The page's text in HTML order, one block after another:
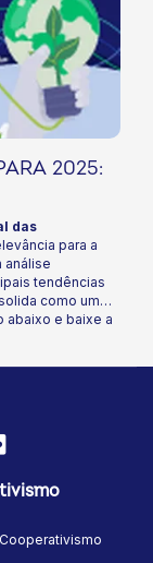
2025:
das
para a
análise
tendências
como um
abaixo e baixe a